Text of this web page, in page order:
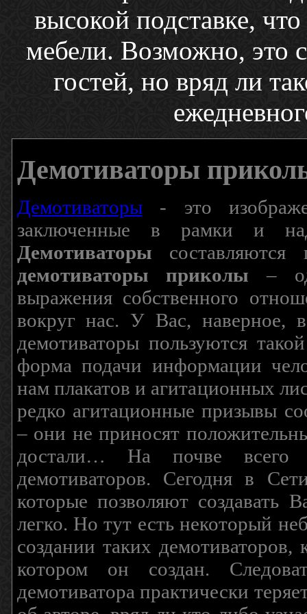
высокой подставке,
мебели. Возможно, это
гостей, но вряд ли
Демотиваторы
Демотиваторы- это
заключенные в рамки и
Демотиваторы составляются
демотиваторы приколы –
выражения собственного
вокруг нас. У Вас, наверное,
демотиваторы пользуются
форма подачи информации
нам плакатов и агитационных
редко агитационные призывы
– они не приносят
достали… На почве всего
демотиваторов. Сегодня в
которые позволяют создавать
легко. Но тут есть некоторый
создании таких
котором он создан.
демотиватора практически